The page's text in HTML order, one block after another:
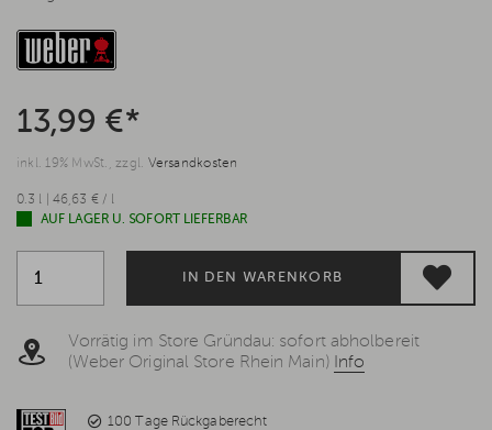
13,99 €*
inkl. 19% MwSt., zzgl. Versandkosten
0.3 l | 46,63 € / l
AUF LAGER U. SOFORT LIEFERBAR
IN DEN WARENKORB
Vorrätig im Store Gründau: sofort abholbereit
(Weber Original Store Rhein Main) Info
100 Tage Rückgaberecht